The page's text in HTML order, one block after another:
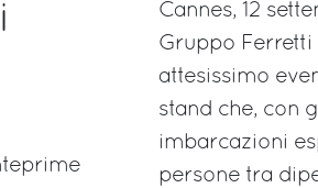
Cannes, 12
Gruppo Ferretti
attesissimo
stand che, con
imbarcazioni
persone tra